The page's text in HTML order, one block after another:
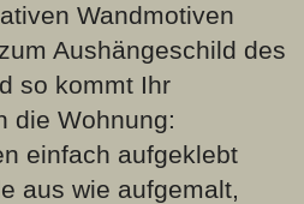
Wandmotiven
Aushängeschild des
so kommt Ihr
die Wohnung:
einfach aufgeklebt
aus wie aufgemalt,